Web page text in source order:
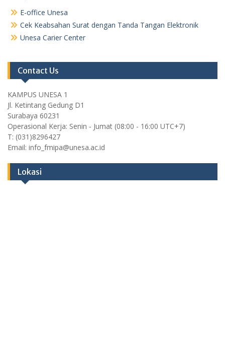
E-office Unesa
Cek Keabsahan Surat dengan Tanda Tangan Elektronik
Unesa Carier Center
Contact Us
KAMPUS UNESA 1
Jl. Ketintang Gedung D1
Surabaya 60231
Operasional Kerja: Senin - Jumat (08:00 - 16:00 UTC+7)
T: (031)8296427
Email: info_fmipa@unesa.ac.id
Lokasi